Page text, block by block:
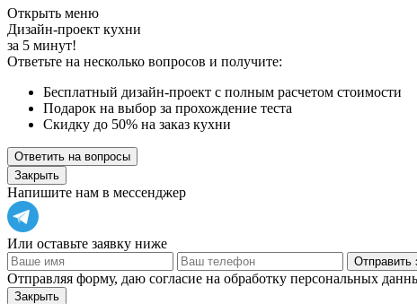
Открыть меню
Дизайн-проект кухни
за 5 минут!
Ответьте на несколько вопросов и получите:
Бесплатный дизайн-проект с полным расчетом стоимости
Подарок на выбор за прохождение теста
Скидку до 50% на заказ кухни
Ответить на вопросы
Закрыть
Напишите нам в мессенджер
Или оставьте заявку ниже
Отправить
Отправляя форму, даю согласие на обработку персональных
Закрыть